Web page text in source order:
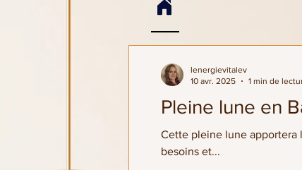
Cette pleine lune apportera
besoins et...
lenergievitalev
10 avr. 2025
1 min de